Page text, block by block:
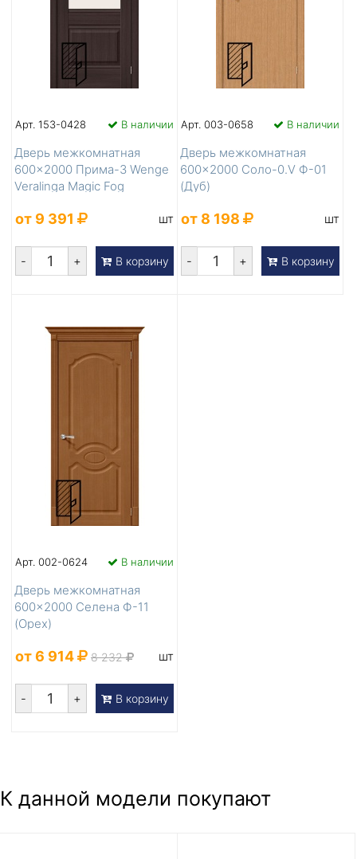
Арт. 153-0428 В наличии
Дверь межкомнатная
600×2000 Прима-3 Wenge
Veralinga Magic Fog
от 9 391 шт
- + В корзину
Арт. 003-0658 В наличии
Дверь межкомнатная
600×2000 Соло-0.V Ф-01
(Дуб)
от 8 198 шт
- + В корзину
Арт. 002-0624 В наличии
Дверь межкомнатная
600×2000 Селена Ф-11
(Орех)
от 6 914 8 232 шт
- + В корзину
К данной модели покупают